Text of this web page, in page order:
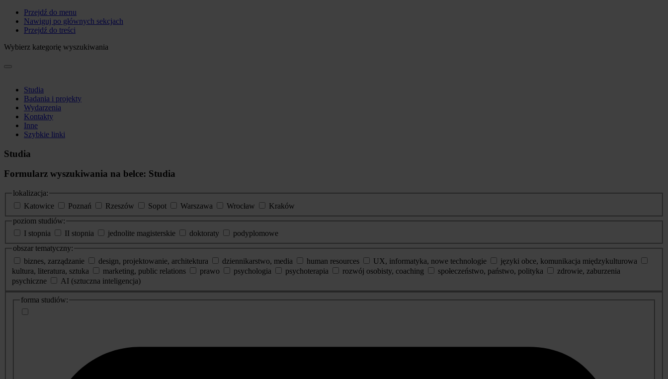
Przejdź do menu
Nawiguj po głównych sekcjach
Przejdź do treści
Wybierz kategorię wyszukiwania
Studia
Badania i projekty
Wydarzenia
Kontakty
Inne
Szybkie linki
Studia
Formularz wyszukiwania na belce: Studia
lokalizacja:
Katowice
Poznań Rzeszów Sopot Warszawa Wrocław
Kraków
poziom studiów:
I stopnia
II stopnia jednolite magisterskie doktoraty
podyplomowe
obszar tematyczny:
biznes, zarządzanie
design, projektowanie, architektura dziennikarstwo, media human resources UX, informatyka, nowe technologie
języki obce, komunikacja międzykulturowa
kultura, literatura, sztuka
marketing, public relations prawo psychologia psychoterapia rozwój osobisty, coaching społeczeństwo, państwo, polityka
zdrowie, zaburzenia
psychiczne
AI (sztuczna inteligencja)
dodatkowe
informacje
forma studiów: